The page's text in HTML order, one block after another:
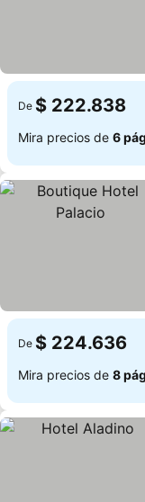
De $ 222.838
Mira precios de 6
De $ 224.636
Mira precios de 8